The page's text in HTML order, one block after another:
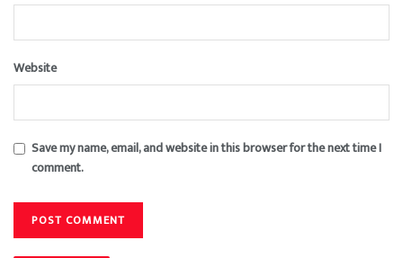
Website
Save my name, email, and website in this browser for the next time I
comment.